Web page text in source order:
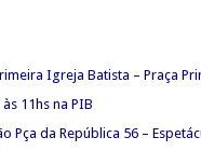
Igreja Batista – Praça
11hs na PIB
Pça da República 56 –